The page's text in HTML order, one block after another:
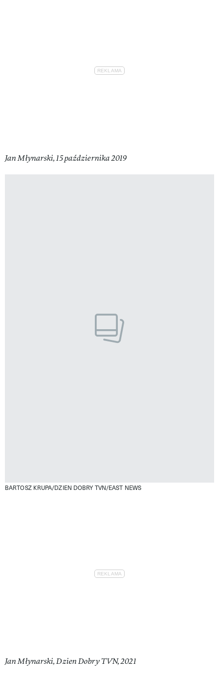
Jan Młynarski, 15 października 2019
BARTOSZ KRUPA/DZIEN DOBRY TVN/EAST NEWS
Jan Młynarski, Dzien Dobry TVN, 2021